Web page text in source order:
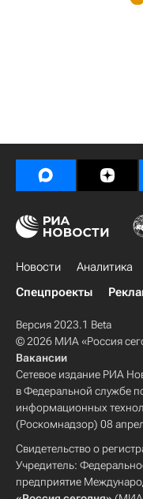
Новости Аналитика
Спецпроекты
Версия 2023.1 Beta
© 2026 МИА «Россия
Вакансии
Сетевое издание РИА
в Федеральной службе
информационных
(Роскомнадзор) 08
Свидетельство о
Учредитель:
предприятие